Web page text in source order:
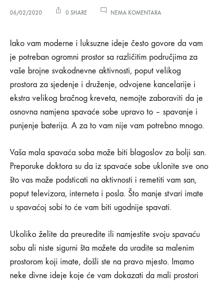
06/02/2020 0 SHARE NEMA KOMENTARANA
UREĐENJE
MALIH
SPAVAĆIH
SOBA
12
ideja
za
uređenje
malih
spavaćih
soba
06/02/2020
SHARE
NEMA
KOMENTARA
12
Iako vam moderne i luksuzne ideje često govore da vam
je potreban ogromni prostor sa različitim područjima za
vaše brojne svakodnevne aktivnosti, poput velikog
prostora za sjedenje i druženje, odvojene kancelarije i
ekstra velikog bračnog kreveta, nemojte zaboraviti da je
osnovna namjena spavaće sobe upravo to – spavanje i
punjenje baterija. A za to vam nije vam potrebno mnogo.
Vaša mala spavaća soba može biti blagoslov za bolji san.
Preporuke doktora su da iz spavaće sobe uklonite sve ono
što vas može podsticati na aktivnosti i remetiti vam san,
poput televizora, interneta i posla. Što manje stvari imate
u spavaćoj sobi to će vam biti ugodnije spavati.
Ukoliko želite da preuredite ili namjestite svoju spavaću
sobu ali niste sigurni šta možete da uradite sa malenim
prostorom koji imate, došli ste na pravo mjesto. Imamo
neke divne ideje koje će vam dokazati da mali prostori